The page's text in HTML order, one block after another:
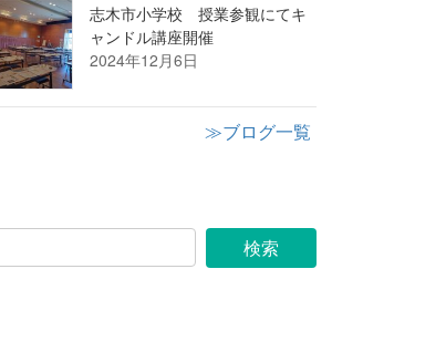
志木市小学校 授業参観にてキ
ャンドル講座開催
2024年12月6日
≫ブログ一覧